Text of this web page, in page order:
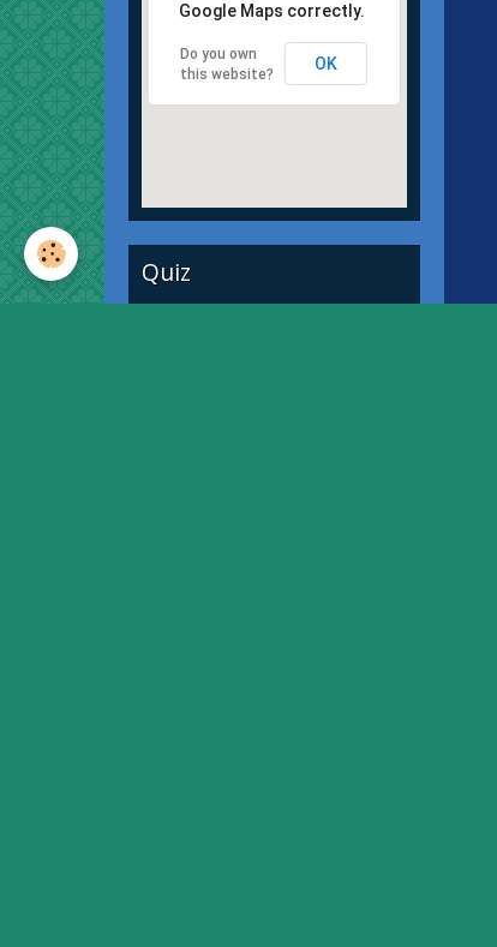
Google Maps correctly.
Do you own
this website?
OK
Quiz